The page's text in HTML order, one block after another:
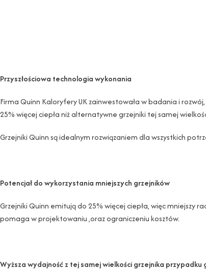
Przyszłościowa technologia wykonania
Firma Quinn Kaloryfery UK zainwestowała w badania i
25% więcej ciepła niż alternatywne grzejniki tej samej
Grzejniki Quinn są idealnym rozwiązaniem dla wszystkich
Potencjał do wykorzystania mniejszych grzejników
Grzejniki Quinn emitują do 25% więcej ciepła, więc mniejszy
pomaga w projektowaniu ,oraz ograniczeniu kosztów.
Wyższa wydajność z tej samej wielkości grzejnika